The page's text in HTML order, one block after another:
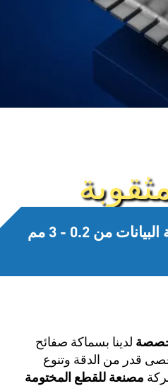
وفقًا للرسم أو مجموعة البيانات من 0.2 - 3 مم
لدينا بسماكة صفائح
0.2 إلى 3 مم بأقصى قدر من الدقة وتنوع
مصنعة للقطع المختومة